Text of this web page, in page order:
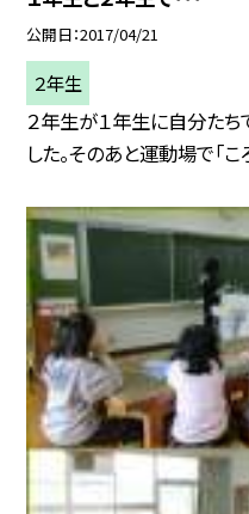
公開日 2017/04/21
２年生
２年生が１年生に自分た
した。そのあと運動場で「こ